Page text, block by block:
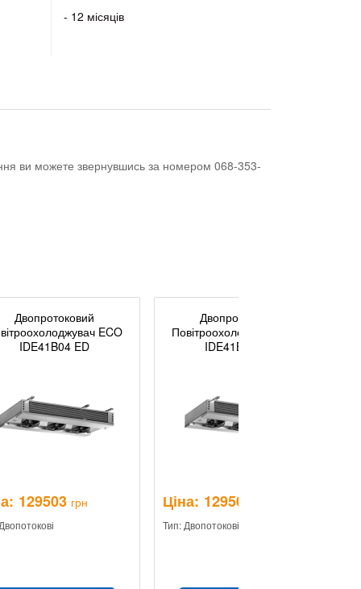
- 12 місяців
ви можете звернувшись за номером 068-353-
Двопротоковий
ECO
IDE41B04 ED
129503 грн
Двопротоковий
Повітроохолоджувач ECO
IDE41B07 ED
Ціна: 129503
Тип: Двопотокові